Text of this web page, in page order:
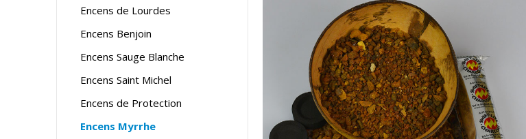
Encens de Lourdes
Encens Benjoin
Encens Sauge Blanche
Encens Saint Michel
Encens de Protection
Encens Myrrhe